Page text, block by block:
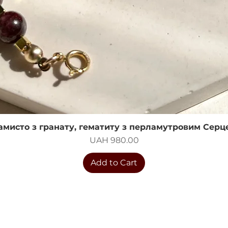
Quick View
з гранату, гематиту з перламутровим
Price
UAH 980.00
Add to Cart